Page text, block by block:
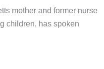
mother and former nurse
children, has spoken